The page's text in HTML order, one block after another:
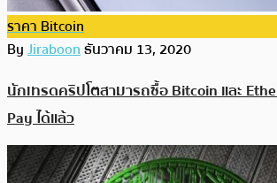
ราคา Bitcoin
ByJiraboonธันวาคม 13, 2020
นักเทรดคริปโตสามารถซื้อ Bitcoin และ
Pay ได้แล้ว